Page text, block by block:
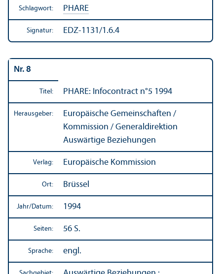
Schlagwort: PHARE
Signatur: EDZ-1131/1.6.4
Nr. 8
Titel: PHARE: Infocontract n°5 1994
Herausgeber:
Europäische Gemeinschaften /
Kommission / Generaldirektion
Auswärtige Beziehungen
Verlag: Europäische Kommission
Ort: Brüssel
Jahr/Datum: 1994
Seiten: 56 S.
Sprache: engl.